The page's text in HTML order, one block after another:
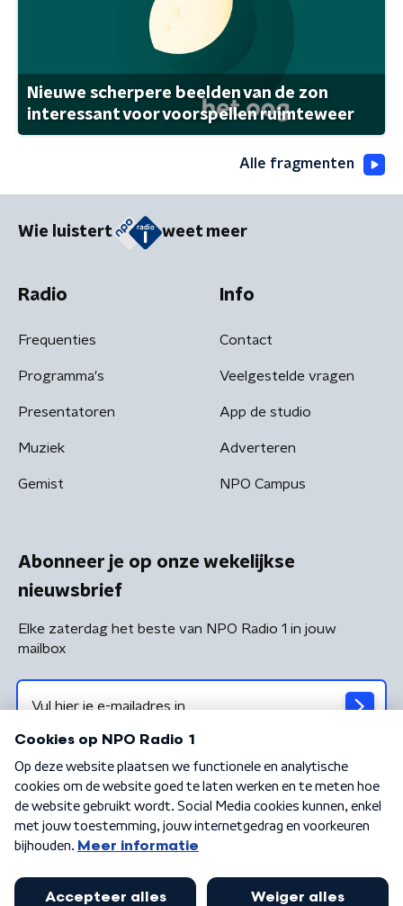
Nieuwe scherpere beelden van de zon
interessant voor voorspellen ruimteweer
Alle fragmenten
Wie luistert weet meer
Radio
Frequenties
Programma's
Presentatoren
Muziek
Gemist
Info
Contact
Veelgestelde vragen
App de studio
Adverteren
NPO Campus
Abonneer je op onze wekelijkse
nieuwsbrief
Elke zaterdag het beste van NPO Radio 1 in jouw
mailbox
Algemene voorwaarden